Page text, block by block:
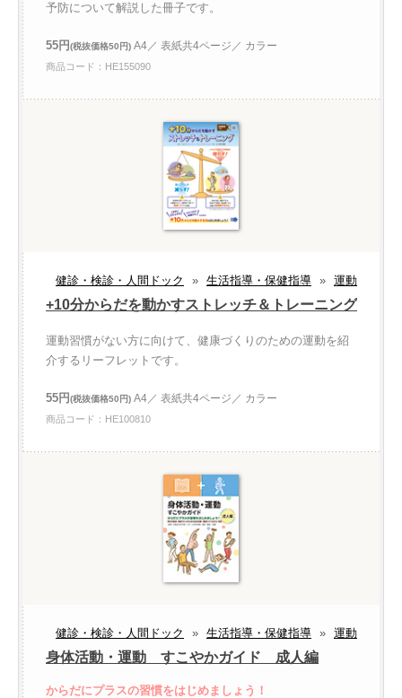
予防について解説した冊子です。
55円(税抜価格50円) A4／ 表紙共4ページ／ カラー
商品コード：HE155090
健診・検診・人間ドック » 生活指導・保健指導 » 運動
+10分からだを動かすストレッチ＆トレーニング
運動習慣がない方に向けて、健康づくりのための運動を紹
介するリーフレットです。
55円(税抜価格50円) A4／ 表紙共4ページ／ カラー
商品コード：HE100810
健診・検診・人間ドック » 生活指導・保健指導 » 運動
身体活動・運動 すこやかガイド 成人編
からだにプラスの習慣をはじめましょう！